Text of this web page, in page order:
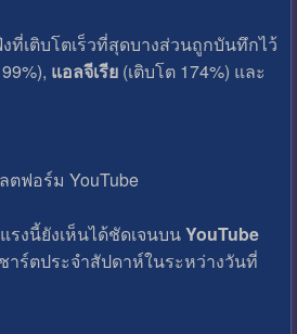
เติบโตเร็วที่สุดบางส่วนถูกบันทึกไว้
แอลจีเรีย(เติบโต 174%) และ
ฟอร์ม YouTube
งนี้ยังเห็นได้ชัดเจนบนYouTube
ร์ตประจำสัปดาห์ในระหว่างวันที่